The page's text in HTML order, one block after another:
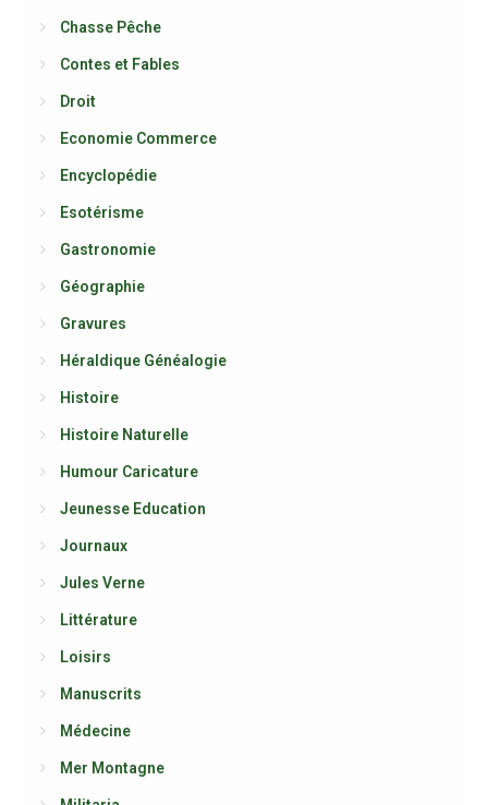
Chasse Pêche
Contes et Fables
Droit
Economie Commerce
Encyclopédie
Esotérisme
Gastronomie
Géographie
Gravures
Héraldique Généalogie
Histoire
Histoire Naturelle
Humour Caricature
Jeunesse Education
Journaux
Jules Verne
Littérature
Loisirs
Manuscrits
Médecine
Mer Montagne